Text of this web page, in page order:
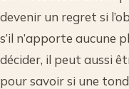
devenir un regret si
s’il n’apporte aucune
décider, il peut aussi
pour savoir si une